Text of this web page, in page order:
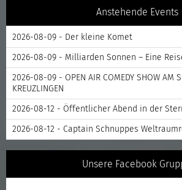
Anstehende Events
2026-08-09 - Der kleine Komet
2026-08-09 - Milliarden Sonnen – Eine
2026-08-09 - OPEN AIR COMEDY SHOW AM
KREUZLINGEN
2026-08-12 - Öffentlicher Abend in der
2026-08-12 - Captain Schnuppes
Unsere Facebook